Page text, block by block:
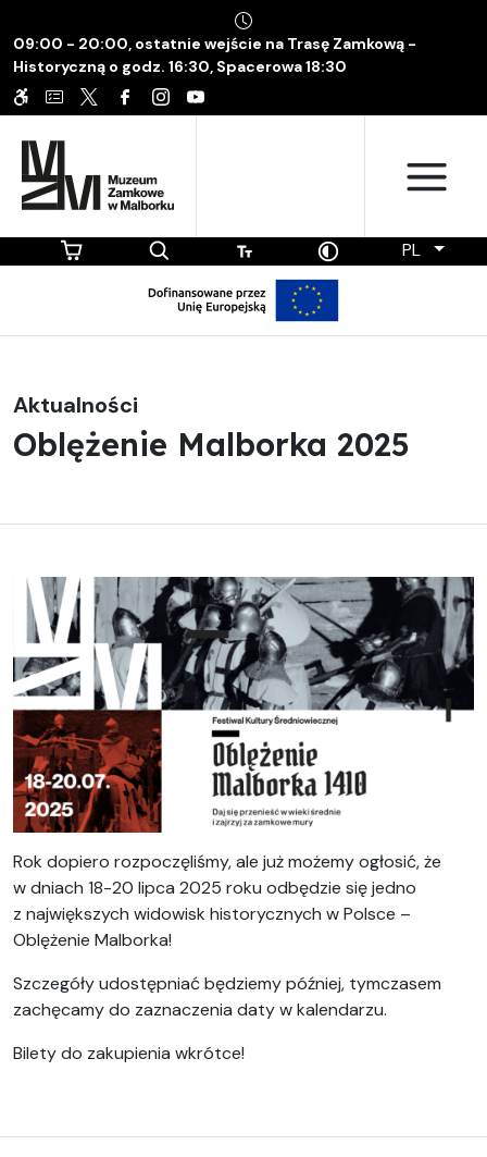
09:00 - 20:00, ostatnie wejście na Trasę Zamkową -
Historyczną o godz. 16:30, Spacerowa 18:30
PL
Aktualności
Oblężenie Malborka 2025
Rok dopiero rozpoczęliśmy, ale już możemy ogłosić, że
w dniach 18-20 lipca 2025 roku odbędzie się jedno
z największych widowisk historycznych w Polsce –
Oblężenie Malborka!
Szczegóły udostępniać będziemy później, tymczasem
zachęcamy do zaznaczenia daty w kalendarzu.
Bilety do zakupienia wkrótce!